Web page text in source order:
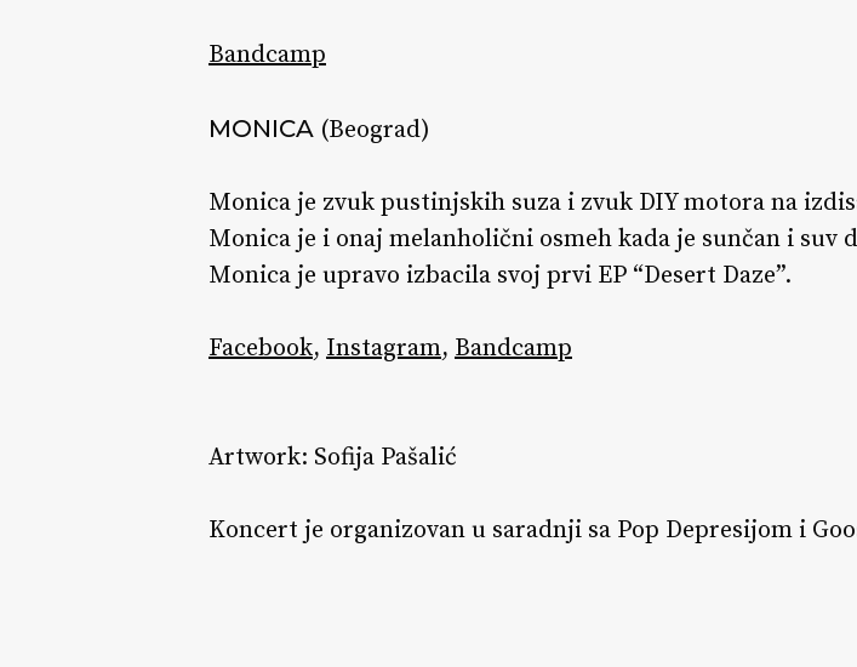
Bandcamp
MONICA (Beograd)
Monica je zvuk pustinjskih suza i zvuk DIY motora na
Monica je i onaj melanholični osmeh kada je sunčan i
Monica je upravo izbacila svoj prvi EP “Desert Daze”.
Facebook, Instagram, Bandcamp
Artwork: Sofija Pašalić
Koncert je organizovan u saradnji sa Pop Depresijom i